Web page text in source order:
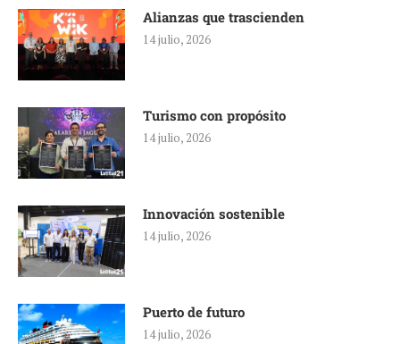
Alianzas que trascienden
14 julio, 2026
Turismo con propósito
14 julio, 2026
Innovación sostenible
14 julio, 2026
Puerto de futuro
14 julio, 2026